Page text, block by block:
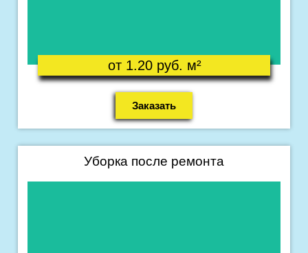
от 1.20 руб. м²
Заказать
Уборка после ремонта